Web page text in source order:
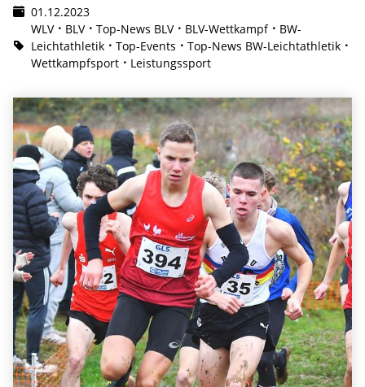
01.12.2023
WLV
BLV Top-News BLV BLV-Wettkampf
BW-
Leichtathletik
Top-Events
Top-News BW-Leichtathletik
Wettkampfsport
Leistungssport